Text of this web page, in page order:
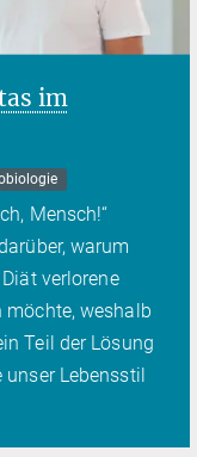
im
Mensch!“
warum
verlorene
weshalb
Teil der Lösung
unser Lebensstil